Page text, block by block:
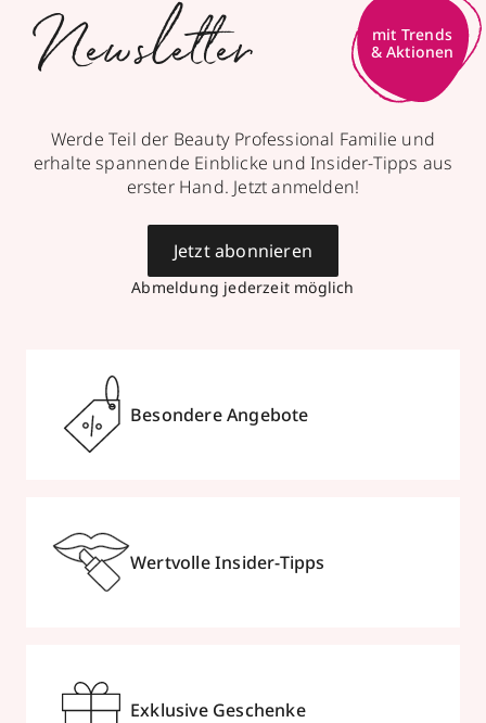
Newsletter
Werde Teil der Beauty Professional Familie und
erhalte spannende Einblicke und Insider-Tipps aus
erster Hand. Jetzt anmelden!
Abmeldung jederzeit möglich
Jetzt abonnieren
Besondere Angebote
Wertvolle Insider-Tipps
Exklusive Geschenke